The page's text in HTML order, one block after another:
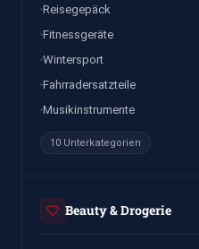
Reisegepäck
Fitnessgeräte
Wintersport
Fahrradersatzteile
Musikinstrumente
10 Unterkategorien
Beauty & Drogerie